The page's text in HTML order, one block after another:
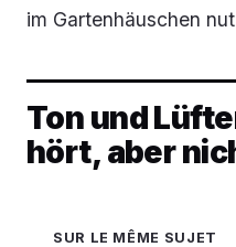
im Gartenhäuschen
Ton und
hört, aber
SUR LE MÊME SUJET